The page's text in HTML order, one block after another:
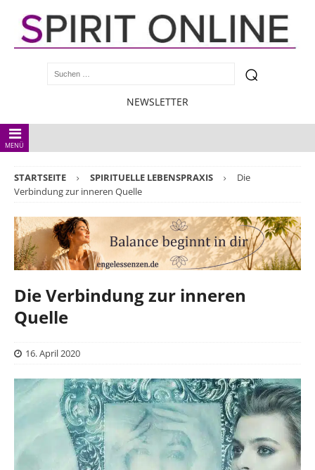
NEWSLETTER
MENÜ
STARTSEITE SPIRITUELLE LEBENSPRAXIS
Die
Verbindung zur inneren Quelle
Die Verbindung zur inneren
Quelle
16. April 2020